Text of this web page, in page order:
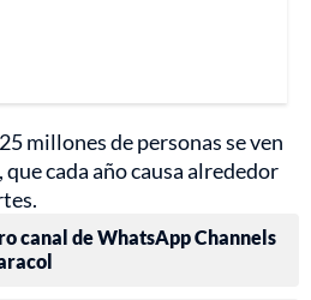
millones de personas se ven
cada año causa alrededor
canal de WhatsApp Channels